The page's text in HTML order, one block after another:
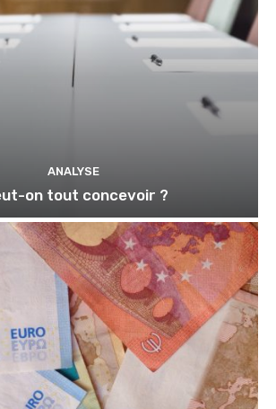
ANALYSE
on tout concevoir ?